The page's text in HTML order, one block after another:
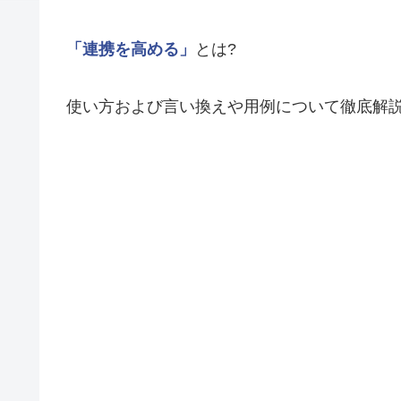
「連携を高める」 とは?
使い方および言い換えや用例について徹底解